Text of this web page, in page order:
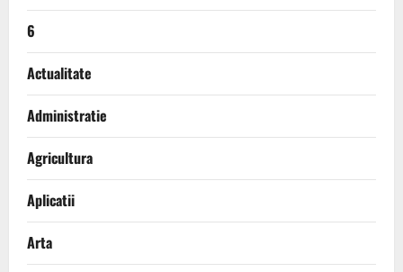
6
Actualitate
Administratie
Agricultura
Aplicatii
Arta